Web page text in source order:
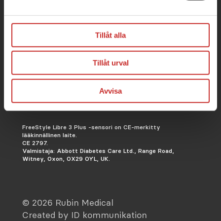
Tillåt alla
Tillåt urval
Avvisa
Dexcom G7 CGM on CE-merkitty
lääkintälaiteasetuksen MDR (EU)
CE 2797. Dexcom G6 CGM on
CE-merkitty MDD 93/42/ETY-direktiivin mukaisesti.CE
2797.
Valmistaja: Dexcom, Inc., 6340
www.dexcom.com.
FreeStyle Libre 3 Plus -sensori on CE-merkitty
lääkinnällinen laite.
CE 2797.
Valmistaja: Abbott Diabetes Care Ltd., Range Road,
Witney, Oxon, OX29 OYL, UK.
© 2026 Rubin Medical
Created by ID kommunikation